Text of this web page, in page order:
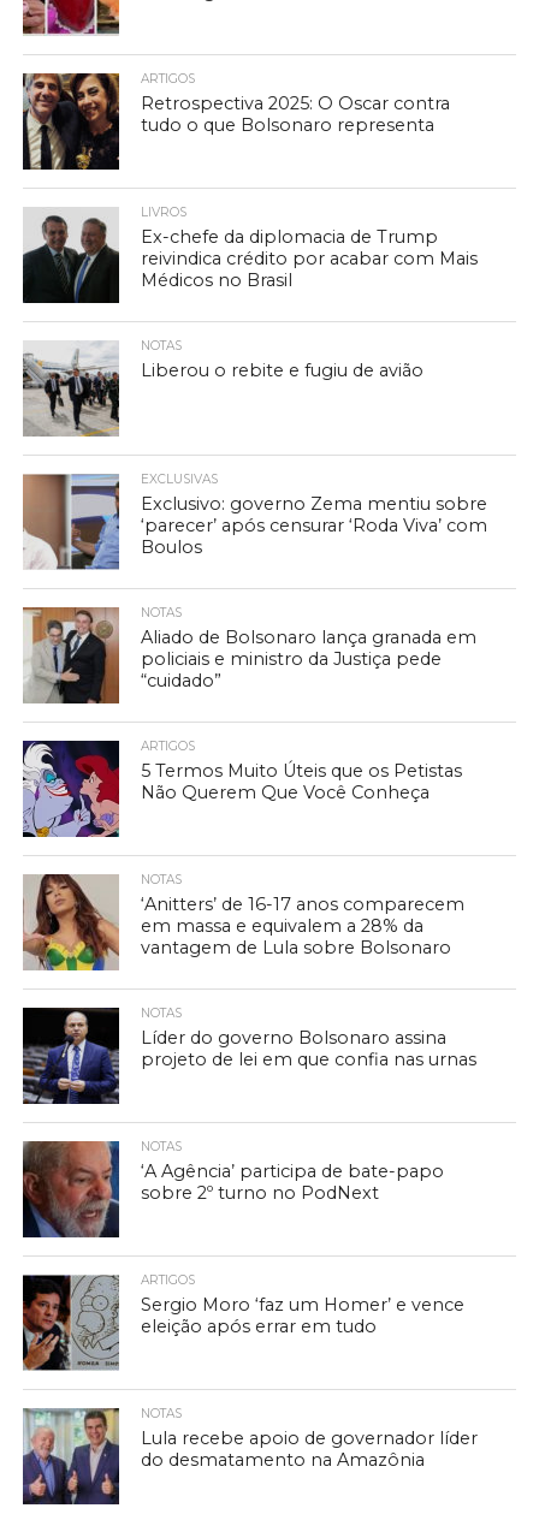
ARTIGOS
Retrospectiva 2025: O Oscar contra
tudo o que Bolsonaro representa
LIVROS
Ex-chefe da diplomacia de Trump
reivindica crédito por acabar com Mais
Médicos no Brasil
NOTAS
Liberou o rebite e fugiu de avião
EXCLUSIVAS
Exclusivo: governo Zema mentiu sobre
‘parecer’ após censurar ‘Roda Viva’ com
Boulos
NOTAS
Aliado de Bolsonaro lança granada em
policiais e ministro da Justiça pede
“cuidado”
ARTIGOS
5 Termos Muito Úteis que os Petistas
Não Querem Que Você Conheça
NOTAS
‘Anitters’ de 16-17 anos comparecem
em massa e equivalem a 28% da
vantagem de Lula sobre Bolsonaro
NOTAS
Líder do governo Bolsonaro assina
projeto de lei em que confia nas urnas
NOTAS
‘A Agência’ participa de bate-papo
sobre 2º turno no PodNext
ARTIGOS
Sergio Moro ‘faz um Homer’ e vence
eleição após errar em tudo
NOTAS
Lula recebe apoio de governador líder
do desmatamento na Amazônia